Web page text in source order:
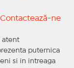
Contactează-ne
atent
puternica
si in intreaga